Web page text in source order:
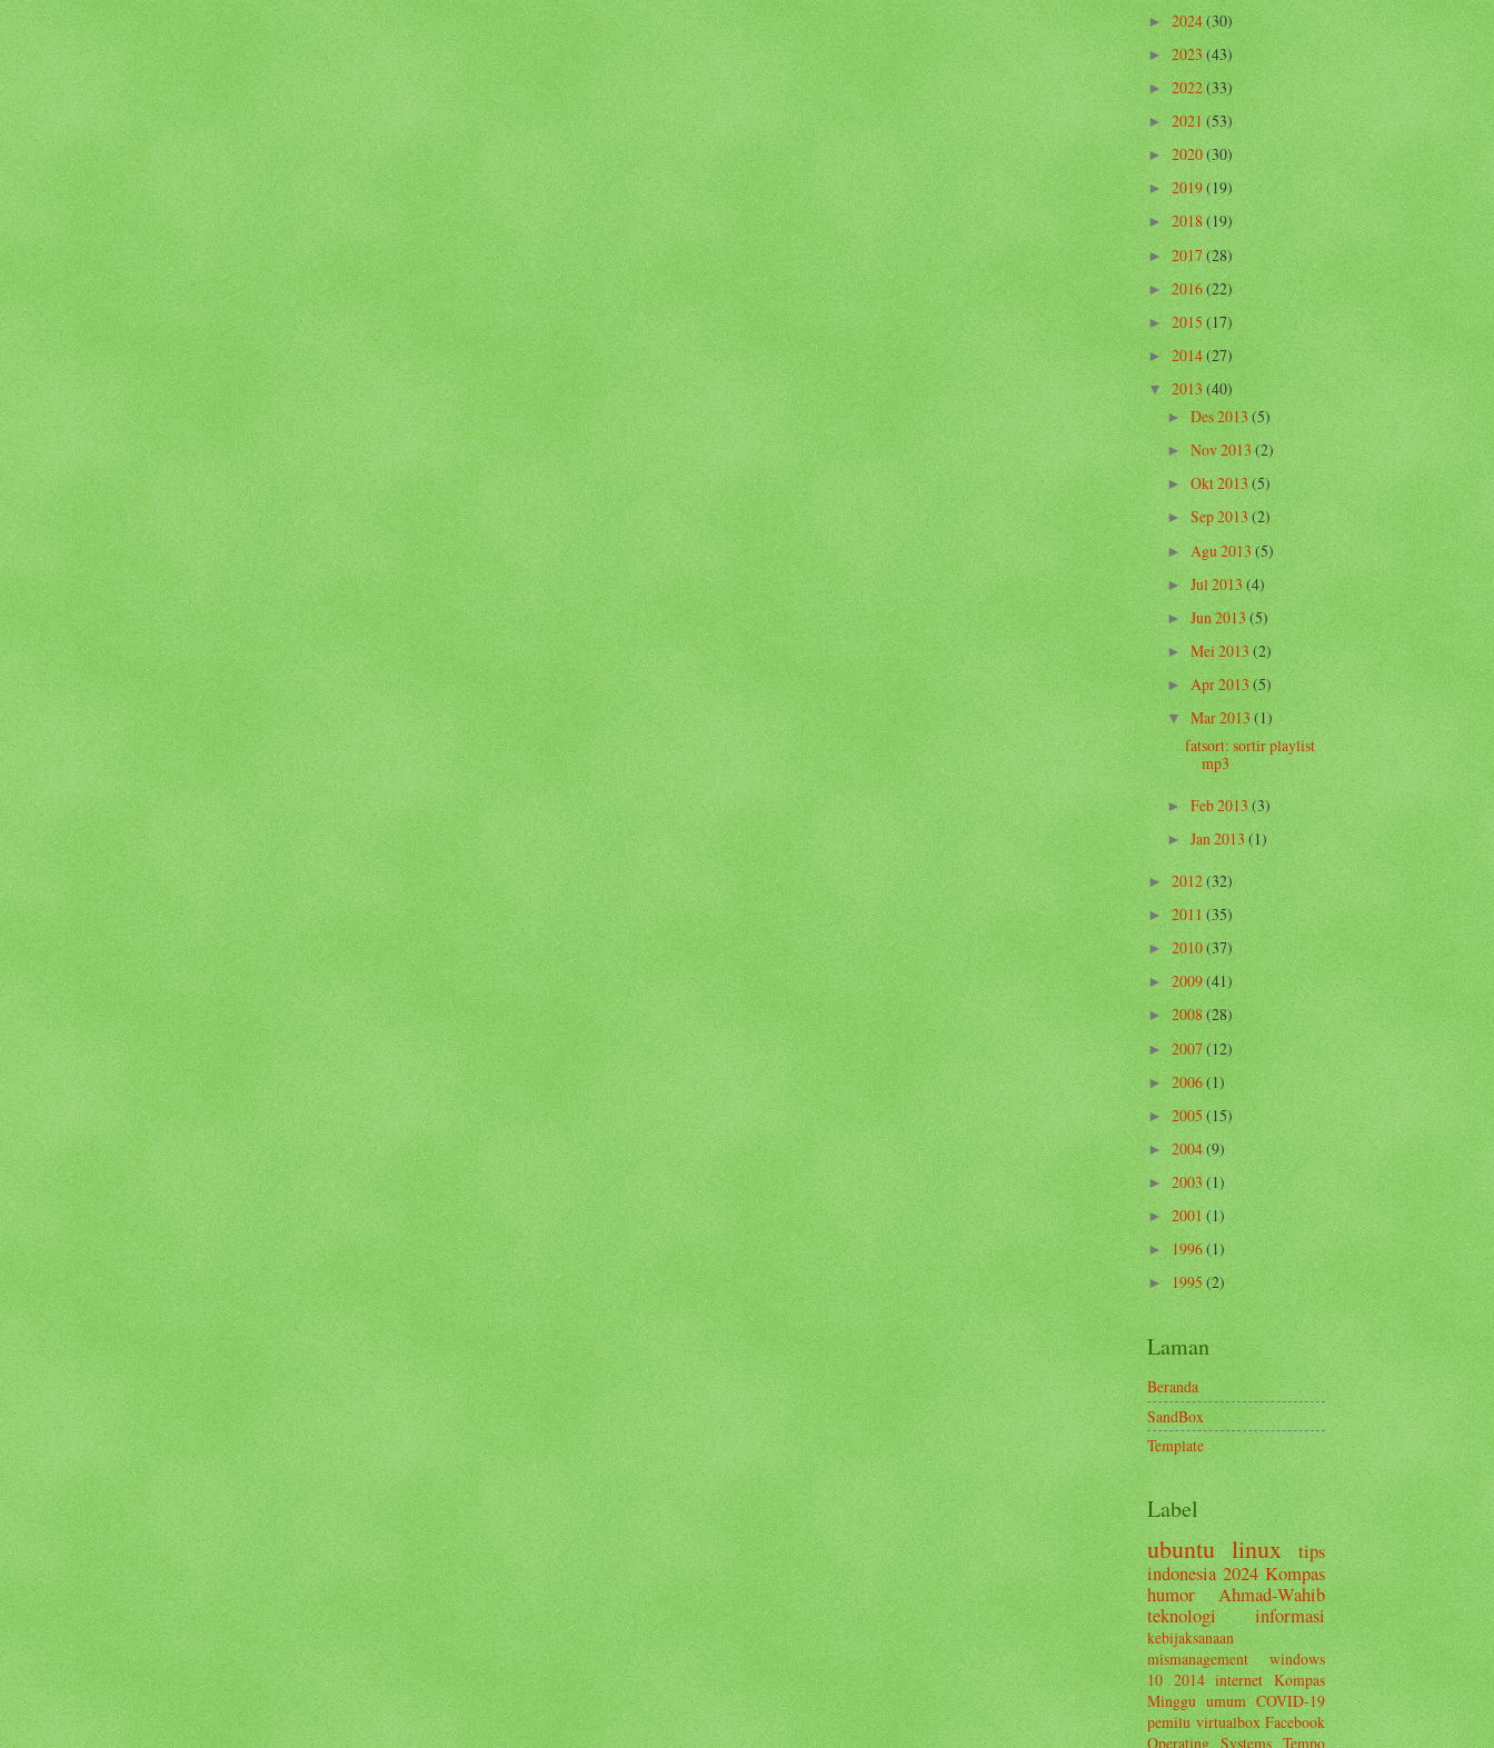
►2024(30)
►2023(43)
►2022(33)
►2021(53)
►2020(30)
►2019(19)
►2018(19)
►2017(28)
►2016(22)
►2015(17)
►2014(27)
▼2013(40)
►Des 2013(5)
►Nov 2013(2)
►Okt 2013(5)
►Sep 2013(2)
►Agu 2013(5)
►Jul 2013(4)
►Jun 2013(5)
►Mei 2013(2)
►Apr 2013(5)
▼Mar 2013(1)
fatsort: sortir playlist
mp3
►Feb 2013(3)
►Jan 2013(1)
►2012(32)
►2011(35)
►2010(37)
►2009(41)
► 2008(28)
►2007(12)
►2006(1)
►2005(15)
►2004(9)
►2003(1)
►2001(1)
►1996(1)
►1995(2)
Laman
Beranda
SandBox
Template
Label
ubuntu linux
tips
indonesia 2024 Kompas
humor
Ahmad-Wahib
teknologi informasi
kebijaksanaan
mismanagement
windows
10 2014 internet Kompas
Minggu umum COVID-19
pemilu virtualbox Facebook
Operating Systems Tempo